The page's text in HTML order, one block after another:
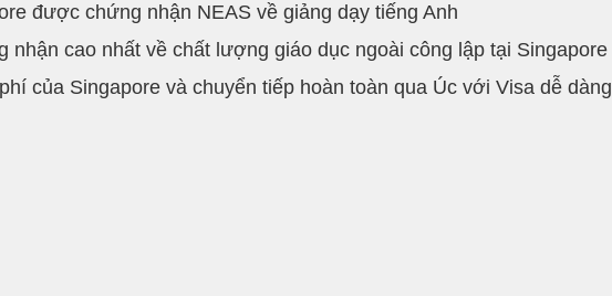
được chứng nhận NEAS về giảng dạy tiếng Anh
nhận cao nhất về chất lượng giáo dục ngoài công lập tại Singapore
của Singapore và chuyển tiếp hoàn toàn qua Úc với Visa dễ dàng